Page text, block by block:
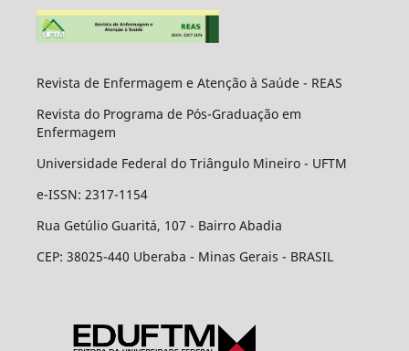
Revista de Enfermagem e Atenção à Saúde - REAS
Revista do Programa de Pós-Graduação em
Enfermagem
Universidade Federal do Triângulo Mineiro - UFTM
e-ISSN: 2317-1154
Rua Getúlio Guaritá, 107 - Bairro Abadia
CEP: 38025-440 Uberaba - Minas Gerais - BRASIL